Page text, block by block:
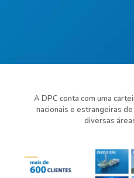
A DPC conta com uma
nacionais e estrangeiras
diversas